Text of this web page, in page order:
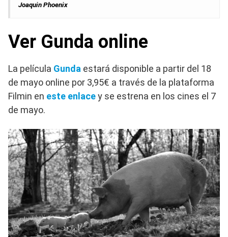
Joaquin Phoenix
Ver Gunda online
La película Gunda estará disponible a partir del 18
de mayo online por 3,95€ a través de la plataforma
Filmin en este enlacey se estrena en los cines el 7
de mayo.